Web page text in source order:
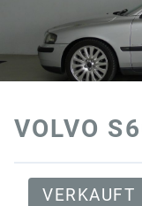
VOLVO
VERKAUFT